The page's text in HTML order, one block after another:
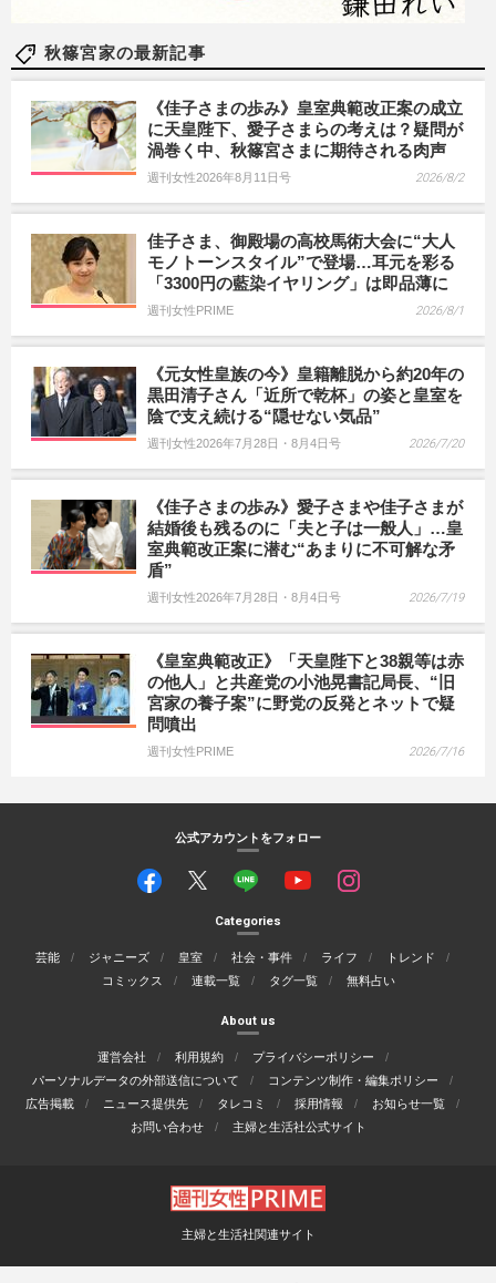
秋篠宮家の最新記事
《佳子さまの歩み》皇室典範改正案の成立
に天皇陛下、愛子さまらの考えは？疑問が
渦巻く中、秋篠宮さまに期待される肉声
週刊女性2026年8月11日号 2026/8/2
佳子さま、御殿場の高校馬術大会に“大人
モノトーンスタイル”で登場…耳元を彩る
「3300円の藍染イヤリング」は即品薄に
週刊女性PRIME 2026/8/1
《元女性皇族の今》皇籍離脱から約20年の
黒田清子さん「近所で乾杯」の姿と皇室を
陰で支え続ける“隠せない気品”
週刊女性2026年7月28日・8月4日号 2026/7/20
《佳子さまの歩み》愛子さまや佳子さまが
結婚後も残るのに「夫と子は一般人」…皇
室典範改正案に潜む“あまりに不可解な矛
盾”
週刊女性2026年7月28日・8月4日号 2026/7/19
《皇室典範改正》「天皇陛下と38親等は赤
の他人」と共産党の小池晃書記局長、“旧
宮家の養子案”に野党の反発とネットで疑
問噴出
週刊女性PRIME 2026/7/16
公式アカウントをフォロー
Categories
芸能 ジャニーズ 皇室 社会・事件 ライフ
トレンド
コミックス
連載一覧 タグ一覧 無料占い
About us
運営会社 利用規約
プライバシーポリシー
パーソナルデータの外部送信について
コンテンツ制作・編集ポリシー
広告掲載
ニュース提供先 タレコミ 採用情報
お知らせ一覧
お問い合わせ
主婦と生活社公式サイト
主婦と生活社関連サイト